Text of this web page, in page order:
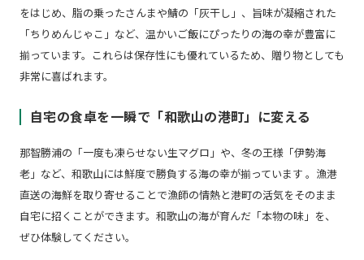
をはじめ、脂の乗ったさんまや鯖の「灰干し」、旨味が凝縮された
「ちりめんじゃこ」など、温かいご飯にぴったりの海の幸が豊富に
揃っています。これらは保存性にも優れているため、贈り物としても
非常に喜ばれます。
自宅の食卓を一瞬で「和歌山の港町」に変える
那智勝浦の「一度も凍らせない生マグロ」や、冬の王様「伊勢海
老」など、和歌山には鮮度で勝負する海の幸が揃っています 。漁港
直送の海鮮を取り寄せることで漁師の情熱と港町の活気をそのまま
自宅に招くことができます。和歌山の海が育んだ「本物の味」を、
ぜひ体験してください。